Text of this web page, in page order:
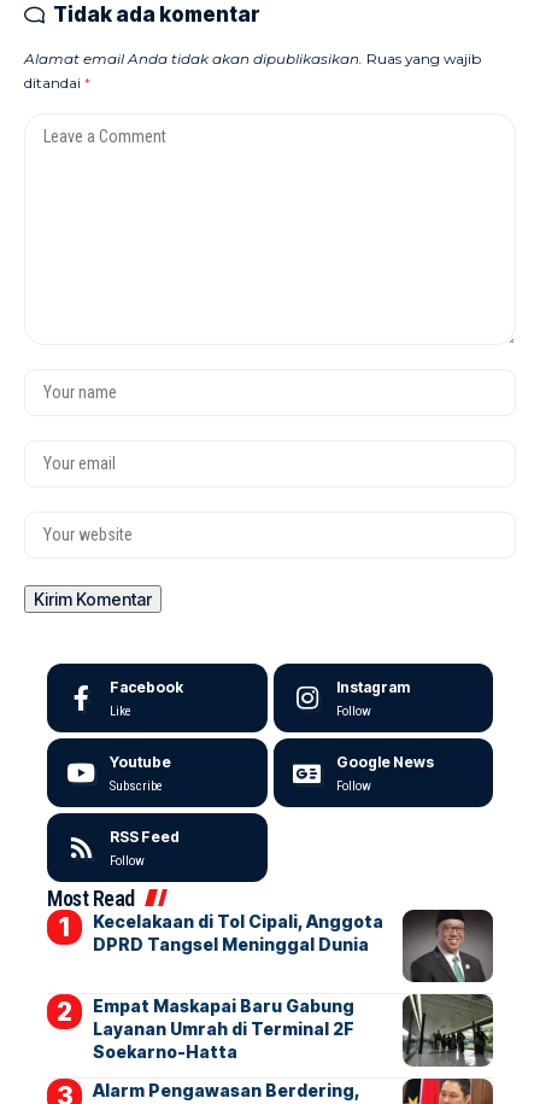
Tidak ada komentar
Alamat email Anda tidak akan dipublikasikan. Ruas yang wajib
ditandai *
Facebook
Like
Instagram
Follow
Youtube
Subscribe
Google News
Follow
RSS Feed
Follow
Most Read
Kecelakaan di Tol Cipali, Anggota
DPRD Tangsel Meninggal Dunia
Empat Maskapai Baru Gabung
Layanan Umrah di Terminal 2F
Soekarno-Hatta
Alarm Pengawasan Berdering,